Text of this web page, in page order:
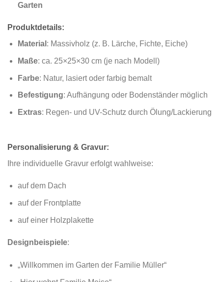
Garten
Produktdetails:
Material : Massivholz (z. B. Lärche, Fichte, Eiche)
Maße: ca. 25×25×30 cm (je nach Modell)
Farbe: Natur, lasiert oder farbig bemalt
Befestigung: Aufhängung oder Bodenständer möglich
Extras: Regen- und UV-Schutz durch Ölung/Lackierung
Personalisierung & Gravur:
Ihre individuelle Gravur erfolgt wahlweise:
auf dem Dach
auf der Frontplatte
auf einer Holzplakette
Designbeispiele:
„Willkommen im Garten der Familie Müller“